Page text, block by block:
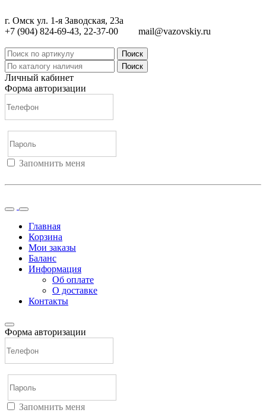
г. Омск ул. 1-я Заводская, 23а
+7 (904) 824-69-43, 22-37-00
mail@vazovskiy.ru
Поиск
Поиск
Личный кабинет
Форма авторизации
Запомнить меня
Главная
Корзина
Мои заказы
Баланс
Информация
Об оплате
О доставке
Контакты
Форма авторизации
Запомнить меня